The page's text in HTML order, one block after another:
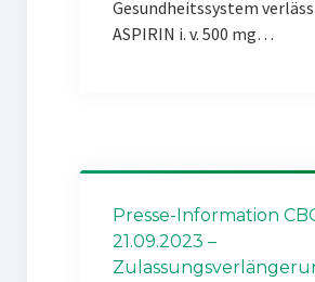
Gesundheitssystem
ASPIRIN i. v. 500 mg…
Presse-Information
21.09.2023 –